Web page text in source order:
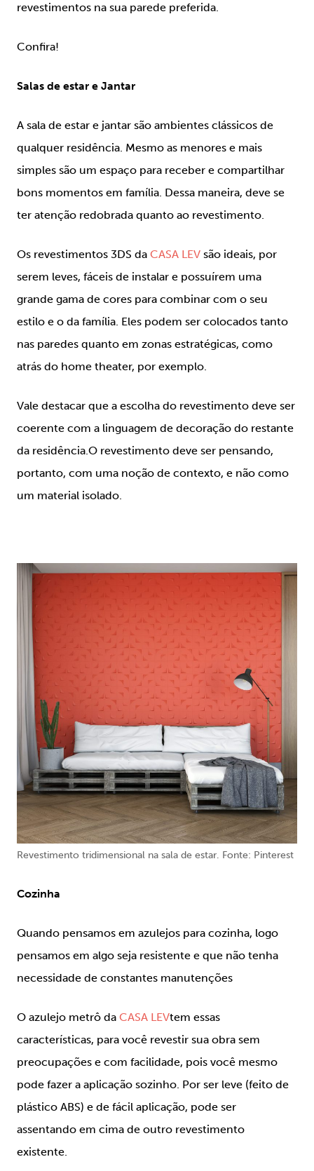
revestimentos na sua parede preferida.
Confira!
Salas de estar e Jantar
A sala de estar e jantar são ambientes clássicos de
qualquer residência. Mesmo as menores e mais
simples são um espaço para receber e compartilhar
bons momentos em família. Dessa maneira, deve se
ter atenção redobrada quanto ao revestimento.
Os revestimentos 3DS da CASA LEV são ideais, por
serem leves, fáceis de instalar e possuírem uma
grande gama de cores para combinar com o seu
estilo e o da família. Eles podem ser colocados tanto
nas paredes quanto em zonas estratégicas, como
atrás do home theater, por exemplo.
Vale destacar que a escolha do revestimento deve ser
coerente com a linguagem de decoração do restante
da residência.O revestimento deve ser pensando,
portanto, com uma noção de contexto, e não como
um material isolado.
Revestimento tridimensional na sala de estar. Fonte: Pinterest
Cozinha
Quando pensamos em azulejos para cozinha, logo
pensamos em algo seja resistente e que não tenha
necessidade de constantes manutenções
O azulejo metrô da CASA LEVtem essas
características, para você revestir sua obra sem
preocupações e com facilidade, pois você mesmo
pode fazer a aplicação sozinho. Por ser leve (feito de
plástico ABS) e de fácil aplicação, pode ser
assentando em cima de outro revestimento
existente.